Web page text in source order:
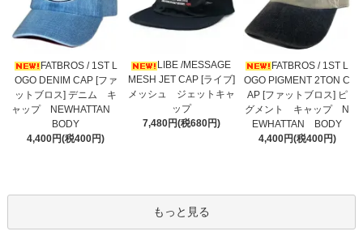
FATBROS / 1ST L
OGO DENIM CAP [ファ
ットブロス] デニム キ
ャップ NEWHATTAN
BODY
4,400円(税400円)
LIBE /MESSAGE
MESH JET CAP [ライブ]
メッシュ ジェットキャ
ップ
7,480円(税680円)
FATBROS / 1ST L
OGO PIGMENT 2TON C
AP [ファットブロス] ピ
グメント キャップ N
EWHATTAN BODY
4,400円(税400円)
もっと見る